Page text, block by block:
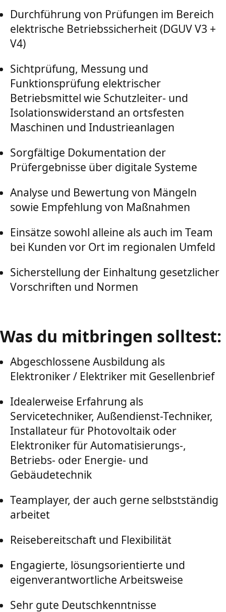
Durchführung von Prüfungen im Bereich
elektrische Betriebssicherheit (DGUV V3 +
V4)
Sichtprüfung, Messung und
Funktionsprüfung elektrischer
Betriebsmittel wie Schutzleiter- und
Isolationswiderstand an ortsfesten
Maschinen und Industrieanlagen
Sorgfältige Dokumentation der
Prüfergebnisse über digitale Systeme
Analyse und Bewertung von Mängeln
sowie Empfehlung von Maßnahmen
Einsätze sowohl alleine als auch im Team
bei Kunden vor Ort im regionalen Umfeld
Sicherstellung der Einhaltung gesetzlicher
Vorschriften und Normen
Was du mitbringen solltest:
Abgeschlossene Ausbildung als
Elektroniker / Elektriker mit Gesellenbrief
Idealerweise Erfahrung als
Servicetechniker, Außendienst-Techniker,
Installateur für Photovoltaik oder
Elektroniker für Automatisierungs-,
Betriebs- oder Energie- und
Gebäudetechnik
Teamplayer, der auch gerne selbstständig
arbeitet
Reisebereitschaft und Flexibilität
Engagierte, lösungsorientierte und
eigenverantwortliche Arbeitsweise
Sehr gute Deutschkenntnisse